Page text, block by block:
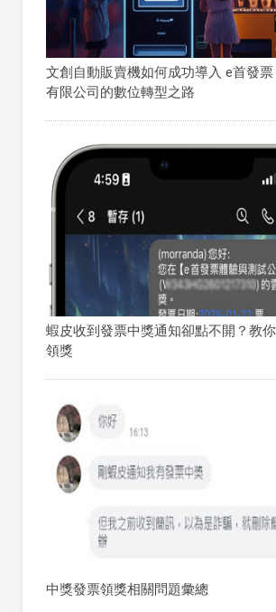
文創自動販賣機如何成功導入 e首發票
有限公司的數位轉型之路
蝦皮收到發票中獎通知卻點不開？教
領獎
中獎發票領獎相關問題彙總